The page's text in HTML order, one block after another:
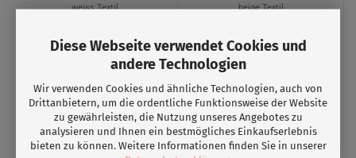
Diese Webseite verwendet Cookies und
andere Technologien
Wir verwenden Cookies und ähnliche Technologien, auch von
Drittanbietern, um die ordentliche Funktionsweise der Website
zu gewährleisten, die Nutzung unseres Angebotes zu
analysieren und Ihnen ein bestmögliches Einkaufserlebnis
bieten zu können. Weitere Informationen finden Sie in unserer
weiss Textil
94,00 EUR
beige Textil
94,00 EUR